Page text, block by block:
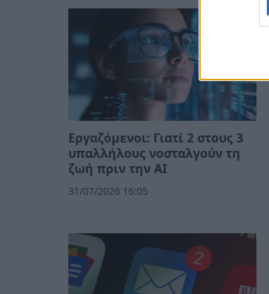
Εργαζόμενοι: Γιατί 2 στους 3
υπαλλήλους νοσταλγούν τη
ζωή πριν την ΑΙ
31/07/2026 16:05